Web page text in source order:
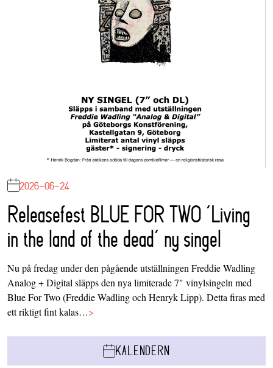
2026-06-24
Releasefest BLUE FOR TWO ‘Living
in the land of the dead’ ny singel
Nu på fredag under den pågående utställningen Freddie Wadling
Analog + Digital släpps den nya limiterade 7" vinylsingeln med
Blue For Two (Freddie Wadling och Henryk Lipp). Detta firas med
ett riktigt fint kalas…>
KALENDERN